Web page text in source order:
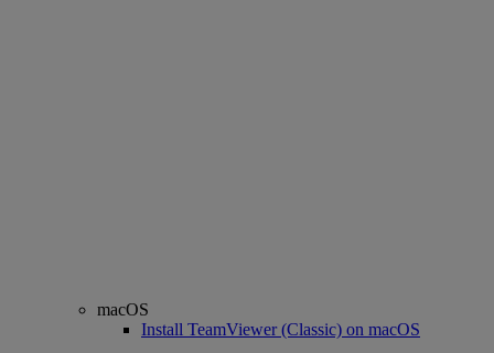
macOS
Install TeamViewer (Classic) on macOS